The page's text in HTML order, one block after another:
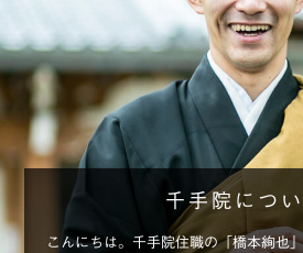
千手院につい
こんにちは。千手院住職の「橋本絢也